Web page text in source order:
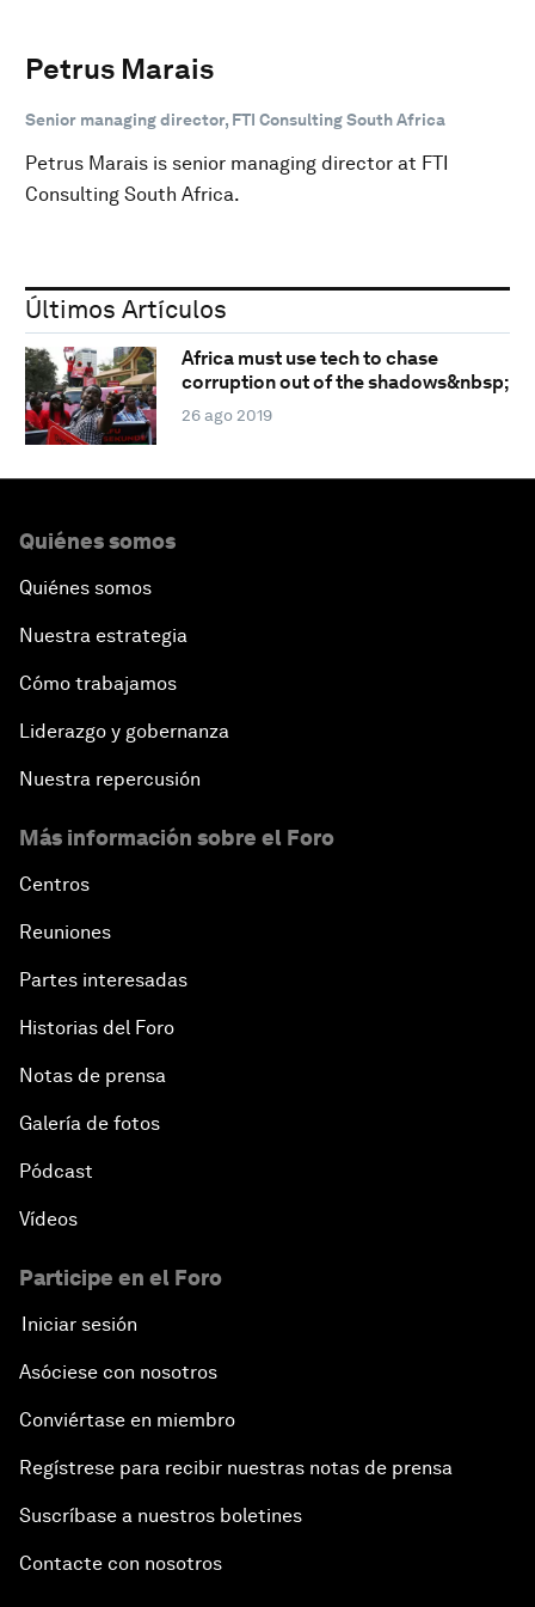
Petrus Marais
Senior managing director, FTI Consulting South Africa
Petrus Marais is senior managing director at FTI
Consulting South Africa.
Últimos Artículos
Africa must use tech to chase
corruption out of the shadows&nbsp;
26 ago 2019
Quiénes somos
Quiénes somos
Nuestra estrategia
Cómo trabajamos
Liderazgo y gobernanza
Nuestra repercusión
Más información sobre el Foro
Centros
Reuniones
Partes interesadas
Historias del Foro
Notas de prensa
Galería de fotos
Pódcast
Vídeos
Participe en el Foro
Iniciar sesión
Asóciese con nosotros
Conviértase en miembro
Regístrese para recibir nuestras notas de prensa
Suscríbase a nuestros boletines
Contacte con nosotros